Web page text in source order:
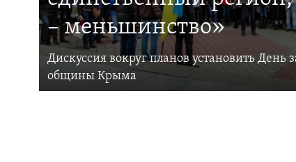
– меньшинство»
Дискуссия вокруг планов установить
общины Крыма